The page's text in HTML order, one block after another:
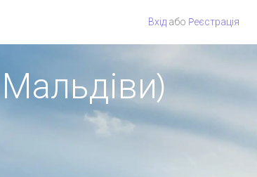
Вхід або Pеєстрація